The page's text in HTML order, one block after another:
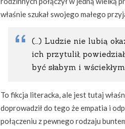
właśnie szukał swojego małego
(…) Ludzie nie lubią
ich przytulił,
być słabym i
To fikcja literacka, ale jest tutaj
doprowadził do tego że empatia i
połączeniu z pewnego rodzaju